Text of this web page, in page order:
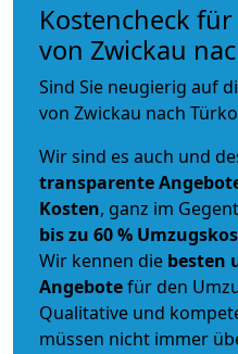
Kostencheck
von Zwickau
Sind Sie neugierig auf
von Zwickau nach
Wir sind es auch und
transparente
Kosten, ganz im
bis zu 60 %
Wir kennen die besten
Angebotefür den
Qualitative und
müssen nicht immer